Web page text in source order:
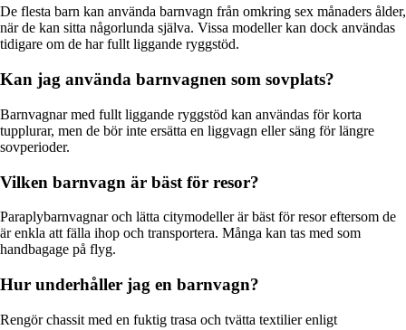
De flesta barn kan använda barnvagn från omkring sex månaders ålder,
när de kan sitta någorlunda själva. Vissa modeller kan dock användas
tidigare om de har fullt liggande ryggstöd.
Kan jag använda barnvagnen som sovplats?
Barnvagnar med fullt liggande ryggstöd kan användas för korta
tupplurar, men de bör inte ersätta en liggvagn eller säng för längre
sovperioder.
Vilken barnvagn är bäst för resor?
Paraplybarnvagnar och lätta citymodeller är bäst för resor eftersom de
är enkla att fälla ihop och transportera. Många kan tas med som
handbagage på flyg.
Hur underhåller jag en barnvagn?
Rengör chassit med en fuktig trasa och tvätta textilier enligt